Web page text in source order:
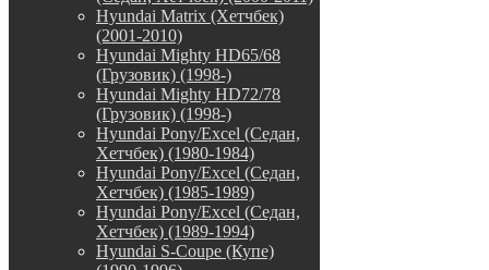
Hyundai Matrix (Хетчбек)
(2001-2010)
Hyundai Mighty HD65/68
(Грузовик) (1998-)
Hyundai Mighty HD72/78
(Грузовик) (1998-)
Hyundai Pony/Excel (Седан,
Хетчбек) (1980-1984)
Hyundai Pony/Excel (Седан,
Хетчбек) (1985-1989)
Hyundai Pony/Excel (Седан,
Хетчбек) (1989-1994)
Hyundai S-Coupe (Купе)